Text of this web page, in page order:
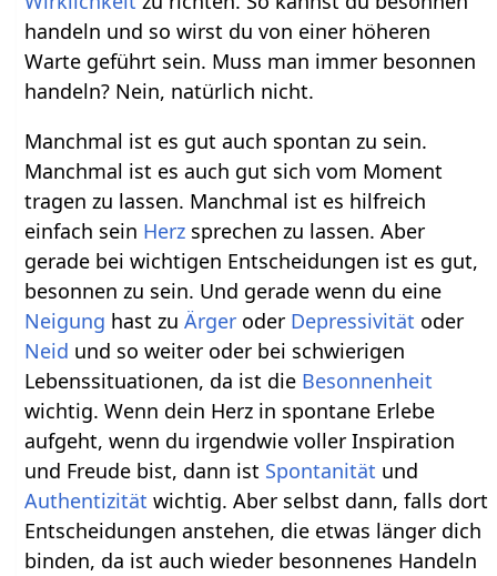
handeln und so wirst du von einer höheren
Warte geführt sein. Muss man immer besonnen
handeln? Nein, natürlich nicht.
Manchmal ist es gut auch spontan zu sein.
Manchmal ist es auch gut sich vom Moment
tragen zu lassen. Manchmal ist es hilfreich
einfach sein Herz sprechen zu lassen. Aber
gerade bei wichtigen Entscheidungen ist es gut,
besonnen zu sein. Und gerade wenn du eine
Neigung hast zuÄrger oder Depressivität oder
Neid und so weiter oder bei schwierigen
Lebenssituationen, da ist die Besonnenheit
wichtig. Wenn dein Herz in spontane Erlebe
aufgeht, wenn du irgendwie voller Inspiration
und Freude bist, dann ist Spontanität und
Authentizität wichtig. Aber selbst dann, falls dort
Entscheidungen anstehen, die etwas länger dich
binden, da ist auch wieder besonnenes Handeln